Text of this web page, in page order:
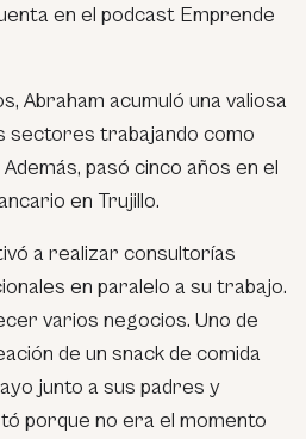
en el podcast Emprende
Abraham acumuló una valiosa
sectores trabajando como
pasó cinco años en el
en Trujillo.
a realizar consultorías
en paralelo a su trabajo.
varios negocios. Uno de
de un snack de comida
junto a sus padres y
porque no era el momento